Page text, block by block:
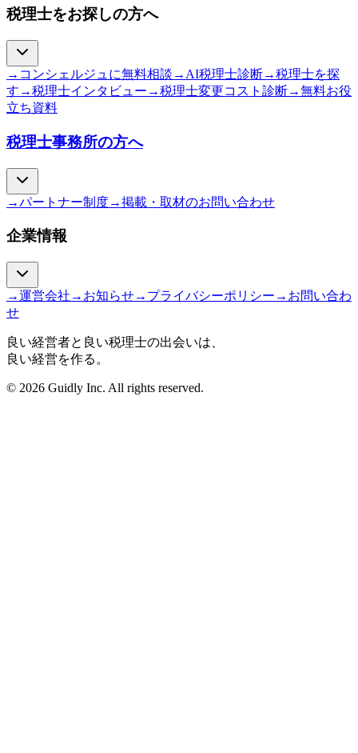
税理士をお探しの方へ
→ コンシェルジュに無料相談 → AI税理士診断→税理士を探
す →税理士インタビュー →税理士変更コスト診断→無料お役
立ち資料
税理士事務所の方へ
→パートナー制度→掲載・取材のお問い合わせ
企業情報
→運営会社 → お知らせ→ プライバシーポリシー → お問い合わ
せ
良い経営者と良い税理士の出会いは、
良い経営を作る。
© 2026 Guidly Inc. All rights reserved.